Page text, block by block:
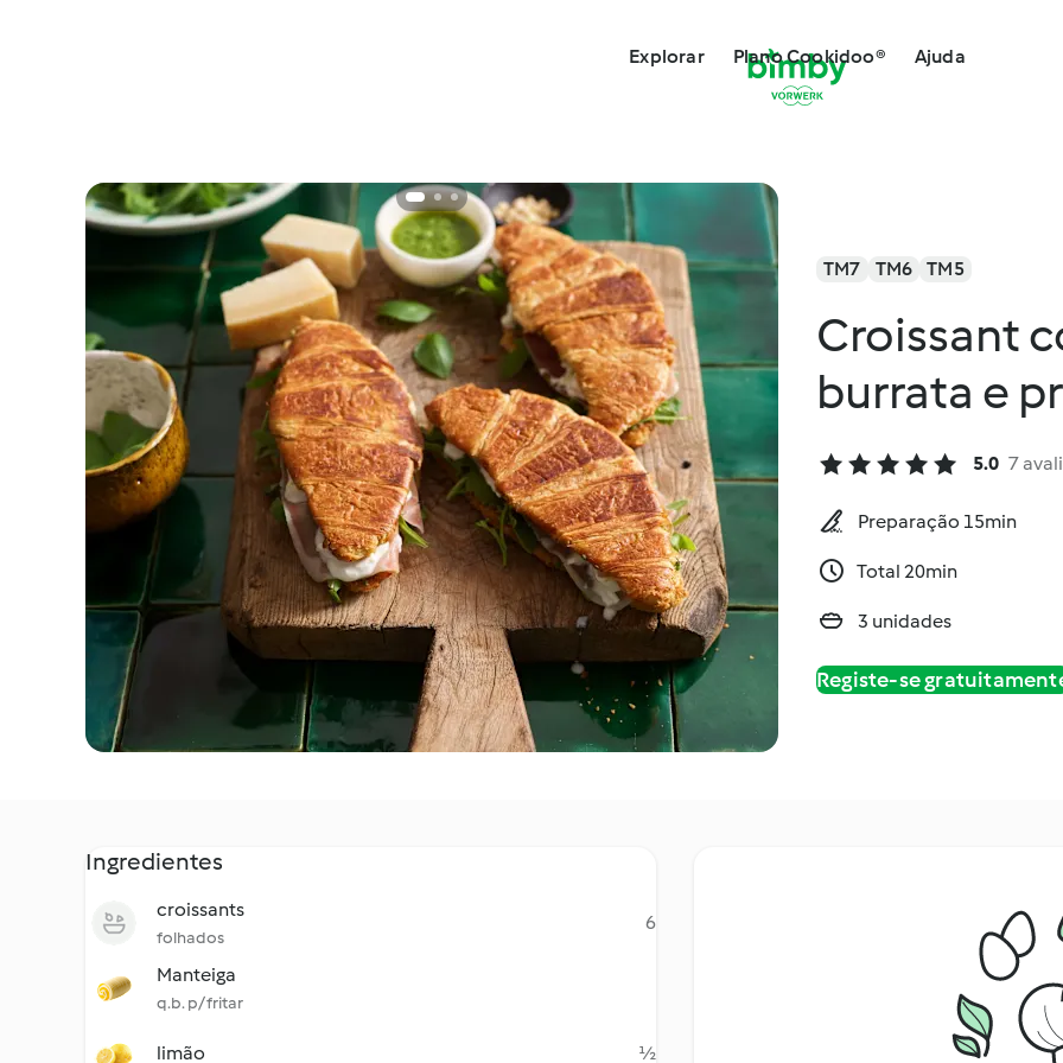
Explorar Plano Cookidoo® Ajuda
TM7 TM6 TM5
Croissant
burrata e
5.0 7
Preparação 15min
Total 20min
3 unidades
Registe-se
Ingredientes
croissants
folhados
6
Manteiga
q.b. p/ fritar
limão ½